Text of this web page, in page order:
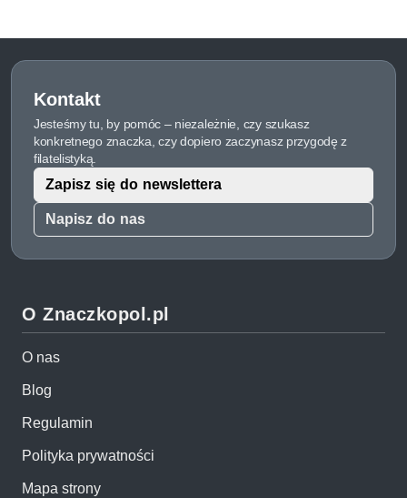
Kontakt
Jesteśmy tu, by pomóc – niezależnie, czy szukasz
konkretnego znaczka, czy dopiero zaczynasz przygodę z
filatelistyką.
Napisz do nas
Zapisz się do newslettera
O Znaczkopol.pl
O nas
Blog
Regulamin
Polityka prywatności
Mapa strony